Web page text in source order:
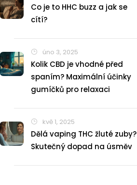
Co je to HHC buzz a jak se
cítí?
úno 3, 2025
Kolik CBD je vhodné před
spaním? Maximální účinky
gumíčků pro relaxaci
kvě 1, 2025
Dělá vaping THC žluté zuby?
Skutečný dopad na úsměv